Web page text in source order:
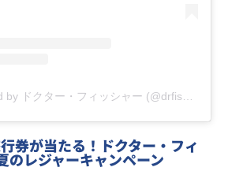
券が当たる！ドクター・フィ
のレジャーキャンペーン